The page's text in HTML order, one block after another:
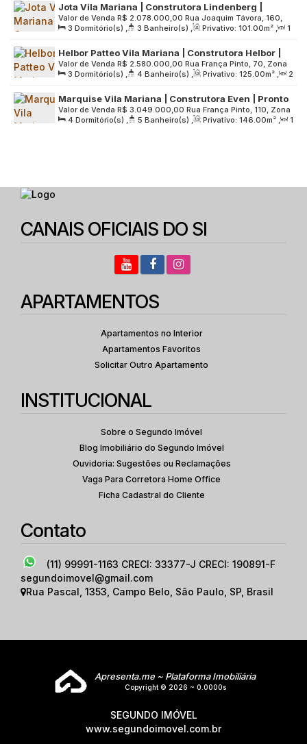
Terreno: 2861.00m²
Jota Vila Mariana | Construtora Lindenberg |
Pronto | 101 metros | 03 dormitórios | suíte |
varanda gourmet | 02 vagas
R$ 2.078.000,00
Valor de Venda
Rua Joaquim Távora, 160,
Zona Sul, 04015-010, Vila Mariana, São Paulo, São Paulo,
Brasil
3 Dormitório(s) , 3 Banheiro(s) , Privativo: 101.00m² ,
1
Sala(s) , 1 Suíte(s) , 2 Vaga(s) , Útil: 101.00m² ,
Terreno: 3013.00m²
Helbor Patteo Vila Mariana | Construtora Helbor |
Construção | 125 metros | 03 suítes | varanda
gourmet | 02 vagas
R$ 2.580.000,00
Valor de Venda
Rua França Pinto, 70, Zona
Sul, 04016-000, Vila Mariana, São Paulo, São Paulo, Brasil
3 Dormitório(s) , 4 Banheiro(s) , Privativo: 125.00m² ,
2
Sala(s) , 3 Suíte(s) , 2 Vaga(s) , Útil: 125.00m² ,
Terreno: 3500.00m²
Marquise Vila Mariana | Construtora Even | Pronto
| 146 metros | 04 dormitórios | 02 suítes | varanda
gourmet | 02 vagas
R$ 3.049.000,00
Valor de Venda
Rua França Pinto, 110, Zona
Sul, 04016-000, Vila Mariana, São Paulo, São Paulo, Brasil
4 Dormitório(s) , 5 Banheiro(s) , Privativo: 146.00m² ,
1
CANAIS OFICIAIS DO SI
APARTAMENTOS
Apartamentos no Interior
Apartamentos Favoritos
Solicitar Outro Apartamento
INSTITUCIONAL
Sobre o Segundo Imóvel
Blog Imobiliário do Segundo Imóvel
Ouvidoria: Sugestões ou Reclamações
Vaga Para Corretora Home Office
Ficha Cadastral do Cliente
Contato
(11) 99991-1163 CRECI: 33377-J CRECI: 190891-F
segundoimovel@gmail.com
Rua Pascal 1353 Campo Belo São Paulo SP Brasil
Apresenta.me ~ Plataforma Imobiliária
Copyright © 2026 ~ 0.0000s
SEGUNDO IMÓVEL
www.segundoimovel.com.br